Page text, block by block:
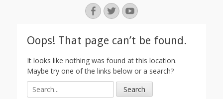
Facebook
TwitterYouTube
Oops! That page can’t be found.
It looks like nothing was found at this location.
Maybe try one of the links below or a search?
e